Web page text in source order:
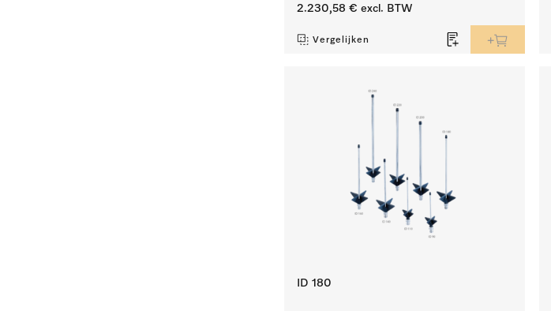
2.230,58 € excl. BTW
Vergelijken
ID 180